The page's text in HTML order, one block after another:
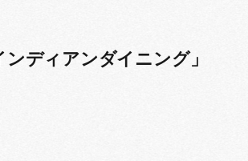
ンディアンダイニング」